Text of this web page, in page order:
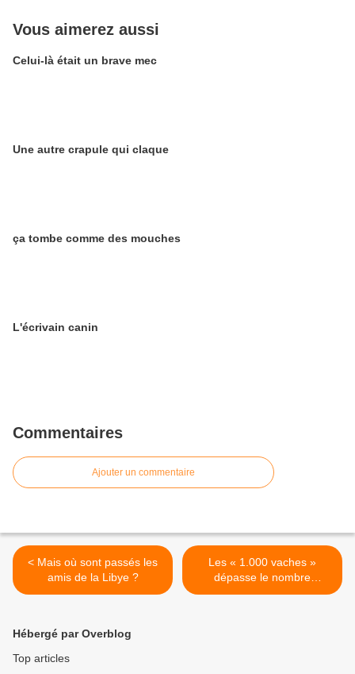
Vous aimerez aussi
Celui-là était un brave mec
Une autre crapule qui claque
ça tombe comme des mouches
L'écrivain canin
Commentaires
Ajouter un commentaire
< Mais où sont passés les
amis de la Libye ?
Les « 1.000 vaches »
dépasse le nombre
d’animaux autorisés >
Hébergé par Overblog
Top articles